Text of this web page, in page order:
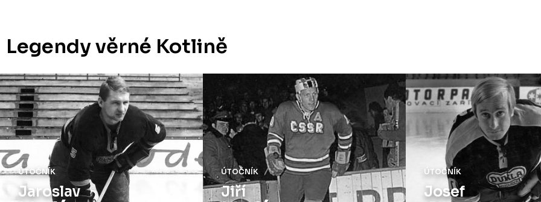
Legendy věrné Kotlině
ÚTOČNÍK
Jiří
ÚTOČNÍK
Josef
OBRÁNCE
Milan